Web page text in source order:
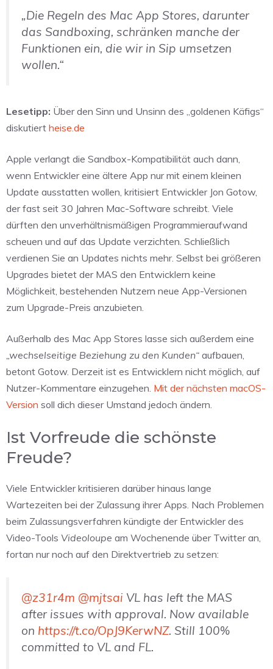
„Die Regeln des Mac App Stores, darunter
das Sandboxing, schränken manche der
Funktionen ein, die wir in Sip umsetzen
wollen.“
Lesetipp: Über den Sinn und Unsinn des „goldenen Käfigs“
diskutiert heise.de
Apple verlangt die Sandbox-Kompatibilität auch dann,
wenn Entwickler eine ältere App nur mit einem kleinen
Update ausstatten wollen, kritisiert Entwickler Jon Gotow,
der fast seit 30 Jahren Mac-Software schreibt. Viele
dürften den unverhältnismäßigen Programmieraufwand
scheuen und auf das Update verzichten. Schließlich
verdienen Sie an Updates nichts mehr. Selbst bei größeren
Upgrades bietet der MAS den Entwicklern keine
Möglichkeit, bestehenden Nutzern neue App-Versionen
zum Upgrade-Preis anzubieten.
Außerhalb des Mac App Stores lasse sich außerdem eine
„wechselseitige Beziehung zu den Kunden“ aufbauen,
betont Gotow. Derzeit ist es Entwicklern nicht möglich, auf
Nutzer-Kommentare einzugehen. Mit der nächsten macOS-
Version soll dich dieser Umstand jedoch ändern.
Ist Vorfreude die schönste
Freude?
Viele Entwickler kritisieren darüber hinaus lange
Wartezeiten bei der Zulassung ihrer Apps. Nach Problemen
beim Zulassungsverfahren kündigte der Entwickler des
Video-Tools Videoloupe am Wochenende über Twitter an,
fortan nur noch auf den Direktvertrieb zu setzen:
@z31r4m @mjtsai VL has left the MAS
after issues with approval. Now available
on https://t.co/OpJ9KerwNZ. Still 100%
committed to VL and FL.